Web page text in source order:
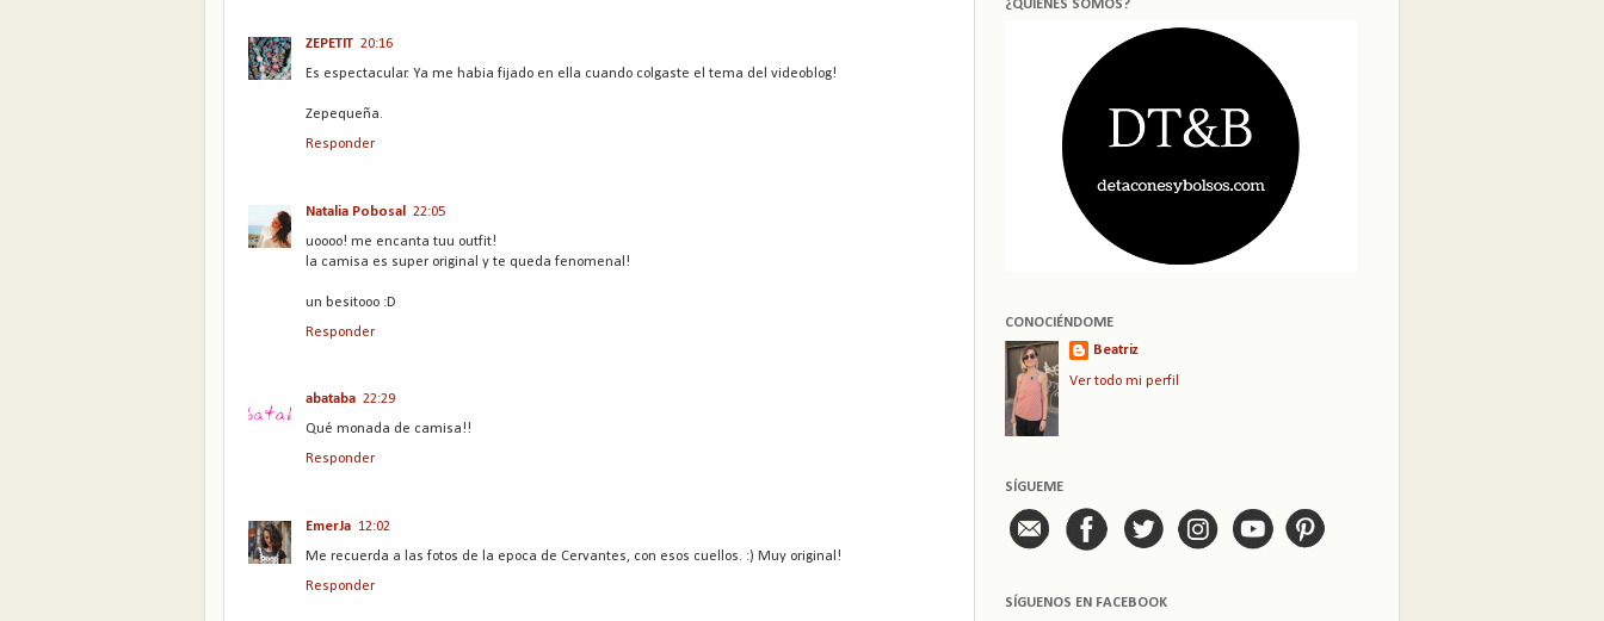
ZEPETIT 20:16
Es espectacular. Ya me habia fijado en ella cuando colgaste el tema del videoblog!
Zepequeña.
Responder
Natalia Pobosal 22:05
uoooo! me encanta tuu outfit!
la camisa es super original y te queda fenomenal!
un besitooo :D
Responder
abataba 22:29
Qué monada de camisa!!
Responder
EmerJa 12:02
Me recuerda a las fotos de la epoca de Cervantes, con esos cuellos. :) Muy original!
Responder
¿QUIÉNES SOMOS?
CONOCIÉNDOME
Beatriz
Ver todo mi perfil
SÍGUEME
SÍGUENOS EN FACEBOOK